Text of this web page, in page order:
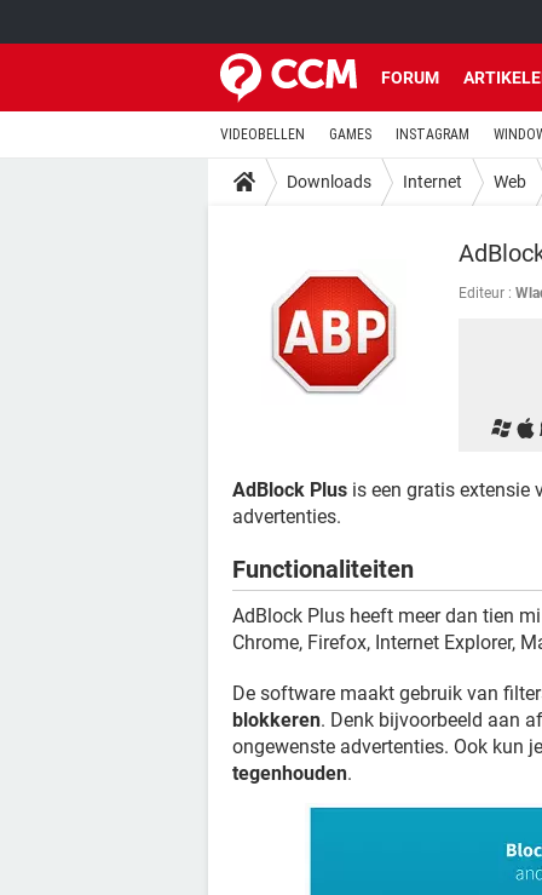
FORUM
VIDEOBELLEN GAMES INSTAGRAM
Downloads Internet Web
Editeur :
AdBlock Plus is een gratis extensie
advertenties.
Functionaliteiten
AdBlock Plus heeft meer dan tien
Chrome, Firefox, Internet Explorer,
De software maakt gebruik van
blokkeren. Denk bijvoorbeeld aan
ongewenste advertenties. Ook kun
tegenhouden.